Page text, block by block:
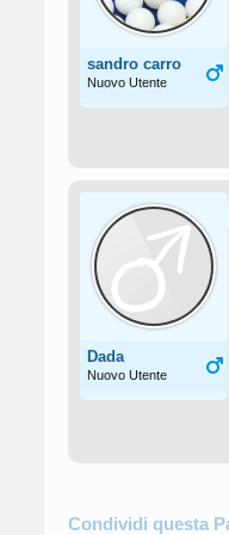
sandro carro
Nuovo Utente
Dada
Nuovo Utente
Condividi questa